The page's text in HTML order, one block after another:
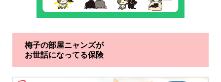
梅子の部屋ニャンズが
お世話になってる保険